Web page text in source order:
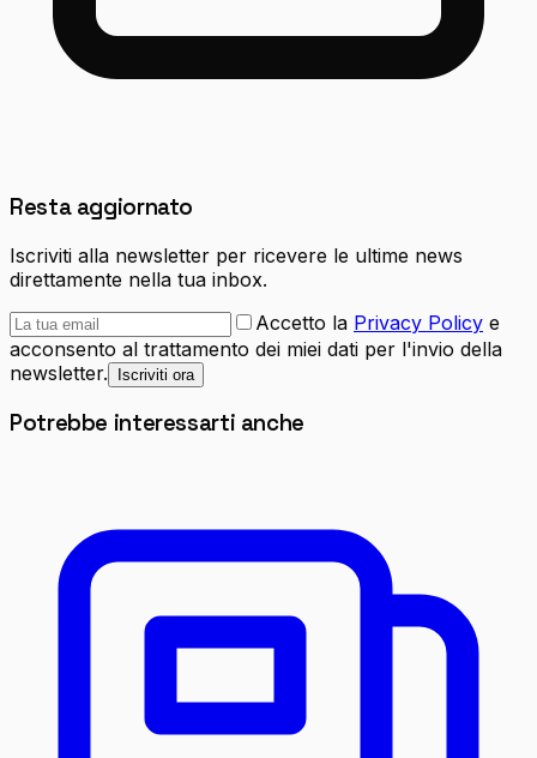
Resta aggiornato
Iscriviti alla newsletter per ricevere le ultime news
direttamente nella tua inbox.
Accetto la Privacy Policy e
acconsento al trattamento dei miei dati per l'invio della
newsletter.
Iscriviti ora
Potrebbe interessarti anche